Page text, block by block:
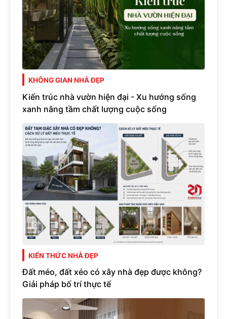
KHÔNG GIAN NHÀ ĐẸP
Kiến trúc nhà vườn hiện đại - Xu hướng sống
xanh nâng tầm chất lượng cuộc sống
KIẾN THỨC NHÀ ĐẸP
Đất méo, đất xéo có xây nhà đẹp được không?
Giải pháp bố trí thực tế